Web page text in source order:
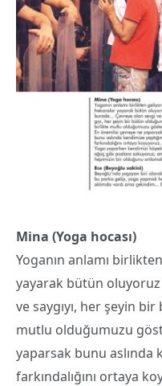
Mina (Yoga hocası)
Yoganın anlamı
yayarak bütün
ve saygıyı, her şeyin
mutlu olduğumuzu
yaparsak bunu aslında
farkındalığını ortaya